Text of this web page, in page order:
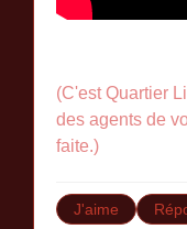
(C'est Quartier
des agents de
faite.)
J'aime